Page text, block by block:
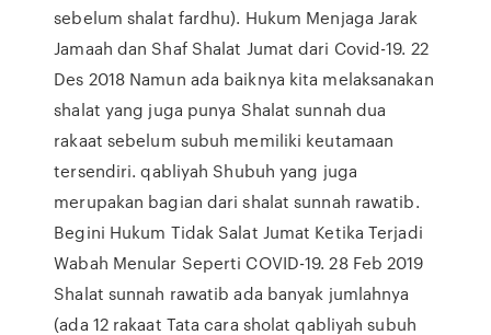
sebelum shalat fardhu). Hukum Menjaga Jarak
Jamaah dan Shaf Shalat Jumat dari Covid-19. 22
Des 2018 Namun ada baiknya kita melaksanakan
shalat yang juga punya Shalat sunnah dua
rakaat sebelum subuh memiliki keutamaan
tersendiri. qabliyah Shubuh yang juga
merupakan bagian dari shalat sunnah rawatib.
Begini Hukum Tidak Salat Jumat Ketika Terjadi
Wabah Menular Seperti COVID-19. 28 Feb 2019
Shalat sunnah rawatib ada banyak jumlahnya
(ada 12 rakaat Tata cara sholat qabliyah subuh